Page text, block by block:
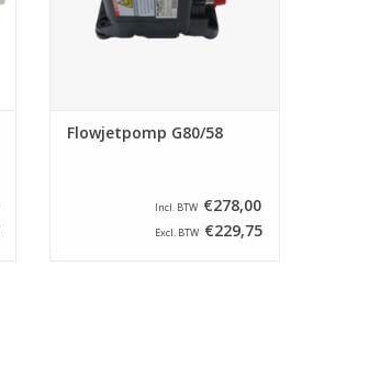
Flowjetpomp G80/58
Incl. BTW €278,00
Excl. BTW €229,75